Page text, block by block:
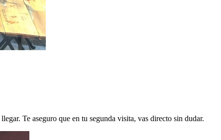
Te aseguro que en tu segunda visita, vas directo sin dudar.